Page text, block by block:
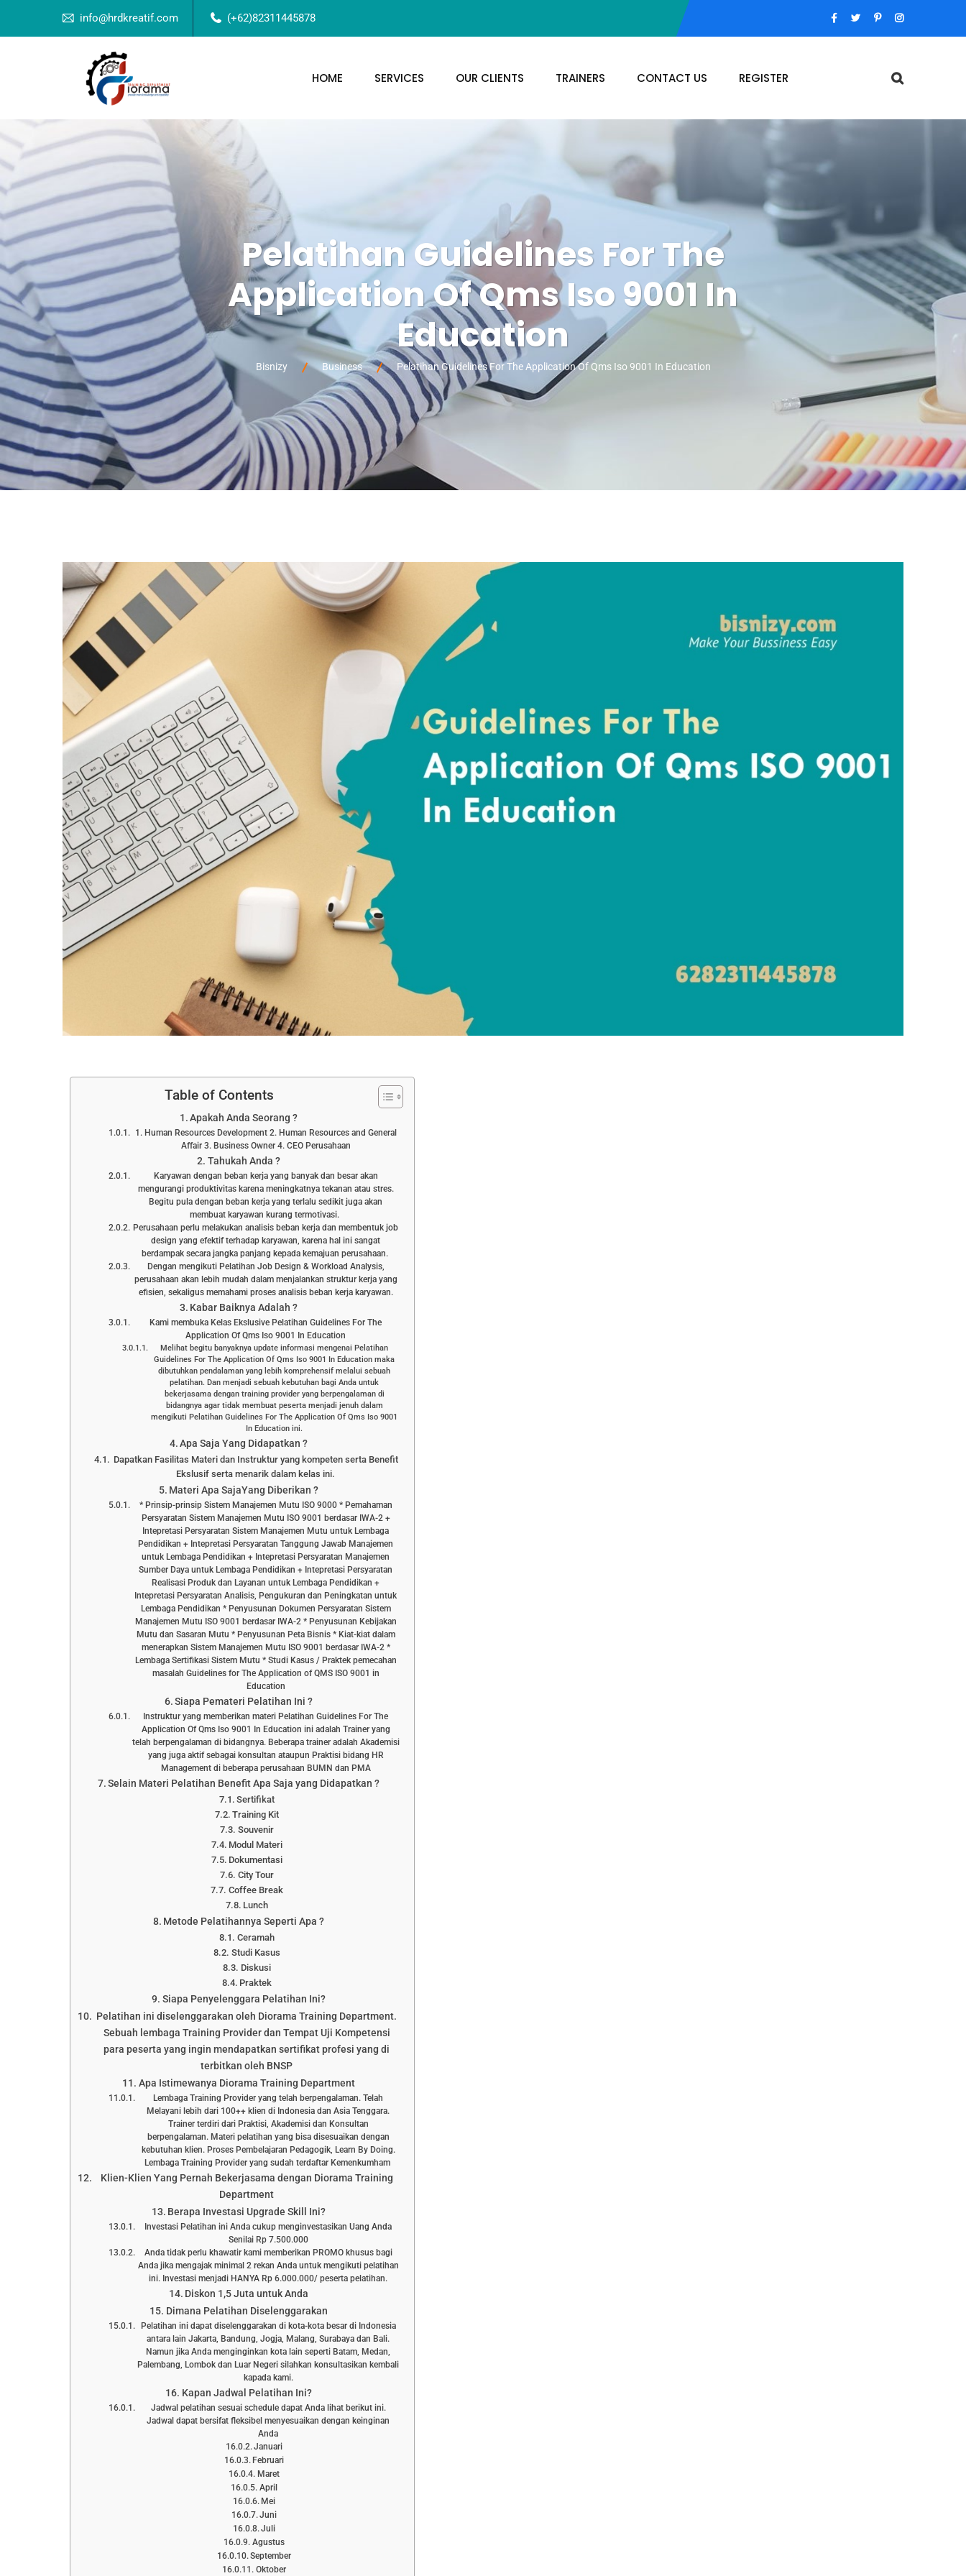
info@hrdkreatif.com (+62)82311445878
HOME SERVICES OUR CLIENTS TRAINERS CONTACT US REGISTER
Pelatihan Guidelines For The
Application Of Qms Iso 9001 In
Education
Bisnizy Business Pelatihan Guidelines For The Application Of Qms Iso 9001 In Education
Table of Contents
Apakah Anda Seorang ?
1. Human Resources Development 2. Human Resources and General
Affair 3. Business Owner 4. CEO Perusahaan
Tahukah Anda ?
Karyawan dengan beban kerja yang banyak dan besar akan
mengurangi produktivitas karena meningkatnya tekanan atau stres.
Begitu pula dengan beban kerja yang terlalu sedikit juga akan
membuat karyawan kurang termotivasi.
Perusahaan perlu melakukan analisis beban kerja dan membentuk job
design yang efektif terhadap karyawan, karena hal ini sangat
berdampak secara jangka panjang kepada kemajuan perusahaan.
Dengan mengikuti Pelatihan Job Design & Workload Analysis,
perusahaan akan lebih mudah dalam menjalankan struktur kerja yang
efisien, sekaligus memahami proses analisis beban kerja karyawan.
Kabar Baiknya Adalah ?
Kami membuka Kelas Ekslusive Pelatihan Guidelines For The
Application Of Qms Iso 9001 In Education
Melihat begitu banyaknya update informasi mengenai Pelatihan
Guidelines For The Application Of Qms Iso 9001 In Education maka
dibutuhkan pendalaman yang lebih komprehensif melalui sebuah
pelatihan. Dan menjadi sebuah kebutuhan bagi Anda untuk
bekerjasama dengan training provider yang berpengalaman di
bidangnya agar tidak membuat peserta menjadi jenuh dalam
mengikuti Pelatihan Guidelines For The Application Of Qms Iso 9001
In Education ini.
Apa Saja Yang Didapatkan ?
Dapatkan Fasilitas Materi dan Instruktur yang kompeten serta Benefit
Ekslusif serta menarik dalam kelas ini.
Materi Apa SajaYang Diberikan ?
* Prinsip-prinsip Sistem Manajemen Mutu ISO 9000 * Pemahaman
Persyaratan Sistem Manajemen Mutu ISO 9001 berdasar IWA-2 +
Intepretasi Persyaratan Sistem Manajemen Mutu untuk Lembaga
Pendidikan + Intepretasi Persyaratan Tanggung Jawab Manajemen
untuk Lembaga Pendidikan + Intepretasi Persyaratan Manajemen
Sumber Daya untuk Lembaga Pendidikan + Intepretasi Persyaratan
Realisasi Produk dan Layanan untuk Lembaga Pendidikan +
Intepretasi Persyaratan Analisis, Pengukuran dan Peningkatan untuk
Lembaga Pendidikan * Penyusunan Dokumen Persyaratan Sistem
Manajemen Mutu ISO 9001 berdasar IWA-2 * Penyusunan Kebijakan
Mutu dan Sasaran Mutu * Penyusunan Peta Bisnis * Kiat-kiat dalam
menerapkan Sistem Manajemen Mutu ISO 9001 berdasar IWA-2 *
Lembaga Sertifikasi Sistem Mutu * Studi Kasus / Praktek pemecahan
masalah Guidelines for The Application of QMS ISO 9001 in
Education
Siapa Pemateri Pelatihan Ini ?
Instruktur yang memberikan materi Pelatihan Guidelines For The
Application Of Qms Iso 9001 In Education ini adalah Trainer yang
telah berpengalaman di bidangnya. Beberapa trainer adalah Akademisi
yang juga aktif sebagai konsultan ataupun Praktisi bidang HR
Management di beberapa perusahaan BUMN dan PMA
Selain Materi Pelatihan Benefit Apa Saja yang Didapatkan ?
Sertifikat
Training Kit
Souvenir
Modul Materi
Dokumentasi
City Tour
Coffee Break
Lunch
Metode Pelatihannya Seperti Apa ?
Ceramah
Studi Kasus
Diskusi
Praktek
Siapa Penyelenggara Pelatihan Ini?
Pelatihan ini diselenggarakan oleh Diorama Training Department.
Sebuah lembaga Training Provider dan Tempat Uji Kompetensi
para peserta yang ingin mendapatkan sertifikat profesi yang di
terbitkan oleh BNSP
Apa Istimewanya Diorama Training Department
Lembaga Training Provider yang telah berpengalaman. Telah
Melayani lebih dari 100++ klien di Indonesia dan Asia Tenggara.
Trainer terdiri dari Praktisi, Akademisi dan Konsultan
berpengalaman. Materi pelatihan yang bisa disesuaikan dengan
kebutuhan klien. Proses Pembelajaran Pedagogik, Learn By Doing.
Lembaga Training Provider yang sudah terdaftar Kemenkumham
Klien-Klien Yang Pernah Bekerjasama dengan Diorama Training
Department
Berapa Investasi Upgrade Skill Ini?
Investasi Pelatihan ini Anda cukup menginvestasikan Uang Anda
Senilai Rp 7.500.000
Anda tidak perlu khawatir kami memberikan PROMO khusus bagi
Anda jika mengajak minimal 2 rekan Anda untuk mengikuti pelatihan
ini. Investasi menjadi HANYA Rp 6.000.000/ peserta pelatihan.
Diskon 1,5 Juta untuk Anda
Dimana Pelatihan Diselenggarakan
Pelatihan ini dapat diselenggarakan di kota-kota besar di Indonesia
antara lain Jakarta, Bandung, Jogja, Malang, Surabaya dan Bali.
Namun jika Anda menginginkan kota lain seperti Batam, Medan,
Palembang, Lombok dan Luar Negeri silahkan konsultasikan kembali
kapada kami.
Kapan Jadwal Pelatihan Ini?
Jadwal pelatihan sesuai schedule dapat Anda lihat berikut ini.
Jadwal dapat bersifat fleksibel menyesuaikan dengan keinginan
Anda
Januari
Februari
Maret
April
Mei
Juni
Juli
Agustus
September
Oktober